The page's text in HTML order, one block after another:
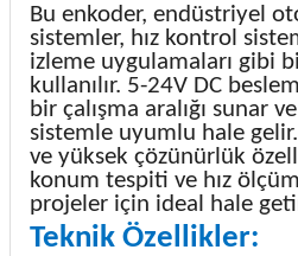
Bu enkoder, endüstriyel
sistemler, hız kontrol
izleme uygulamaları gibi
kullanılır. 5-24V DC
bir çalışma aralığı sunar
sistemle uyumlu hale
ve yüksek çözünürlük
konum tespiti ve hız
projeler için ideal hale
Teknik Özellikler: